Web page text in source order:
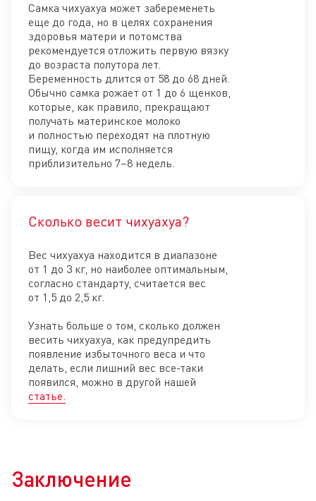
Самка чихуахуа может забеременеть
еще до года, но в целях сохранения
здоровья матери и потомства
рекомендуется отложить первую вязку
до возраста полутора лет.
Беременность длится от 58 до 68 дней.
Обычно самка рожает от 1 до 6 щенков,
которые, как правило, прекращают
получать материнское молоко
и полностью переходят на плотную
пищу, когда им исполняется
приблизительно 7–8 недель.
Сколько весит чихуахуа?
Вес чихуахуа находится в диапазоне
от 1 до 3 кг, но наиболее оптимальным,
согласно стандарту, считается вес
от 1,5 до 2,5 кг.
Узнать больше о том, сколько должен
весить чихуахуа, как предупредить
появление избыточного веса и что
делать, если лишний вес все-таки
появился, можно в другой нашей
статье.
Заключение